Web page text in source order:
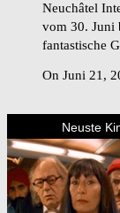
Neuchâtel
vom 30. Juni
fantastische
On Juni 21,